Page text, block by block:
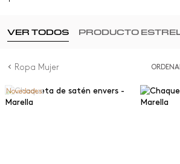
VER TODOS PRODUCTO
Ropa Mujer
Novedades